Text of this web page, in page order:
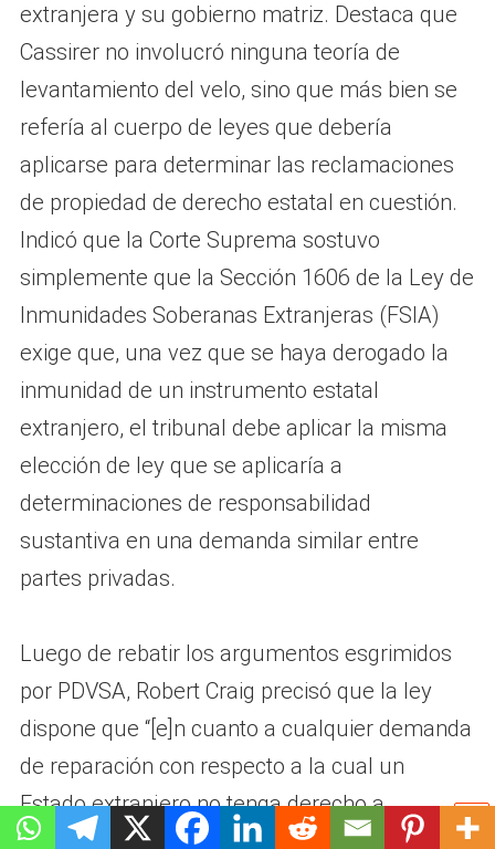
extranjera y su gobierno matriz. Destaca que
Cassirer no involucró ninguna teoría de
levantamiento del velo, sino que más bien se
refería al cuerpo de leyes que debería
aplicarse para determinar las reclamaciones
de propiedad de derecho estatal en cuestión.
Indicó que la Corte Suprema sostuvo
simplemente que la Sección 1606 de la Ley de
Inmunidades Soberanas Extranjeras (FSIA)
exige que, una vez que se haya derogado la
inmunidad de un instrumento estatal
extranjero, el tribunal debe aplicar la misma
elección de ley que se aplicaría a
determinaciones de responsabilidad
sustantiva en una demanda similar entre
partes privadas.
Luego de rebatir los argumentos esgrimidos
por PDVSA, Robert Craig precisó que la ley
dispone que “[e]n cuanto a cualquier demanda
de reparación con respecto a la cual un
Estado extranjero no tenga derecho a
inmunidad…, el Estado extranjero será